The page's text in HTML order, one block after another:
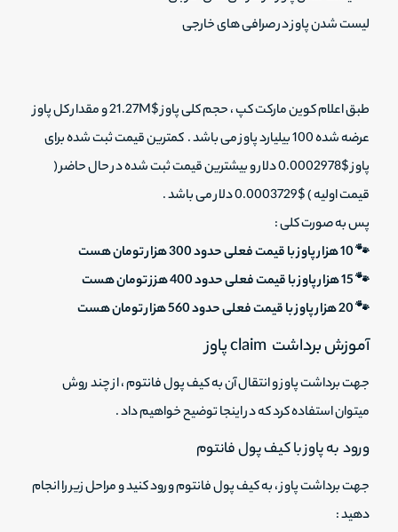
لیست شدن پاوز در صرافی های خارجی
طبق اعلام کوین مارکت کپ ، حجم کلی پاوز $21.27M و مقدار کل پاوز
عرضه شده 100 بیلیارد پاوز می باشد . کمترین قیمت ثبت شده برای
پاوز $0.0002978 دلار و بیشترین قیمت ثبت شده در حال حاضر (
قیمت اولیه ) $0.0003729 دلار می باشد .
پس به صورت کلی :
🐾 10 هزار پاوز با قیمت فعلی حدود 300 هزار تومان هست
🐾 15 هزار پاوز با قیمت فعلی حدود 400 هزز تومان هست
🐾 20 هزار پاوز با قیمت فعلی حدود 560 هزار تومان هست
آموزش برداشت claim پاوز
جهت برداشت پاوز و انتقال آن به کیف پول فانتوم ، از چند روش
میتوان استفاده کرد که در اینجا توضیح خواهیم داد .
ورود به پاوز با کیف پول فانتوم
جهت برداشت پاوز ، به کیف پول فانتوم ورود کنید و مراحل زیر را انجام
دهید :